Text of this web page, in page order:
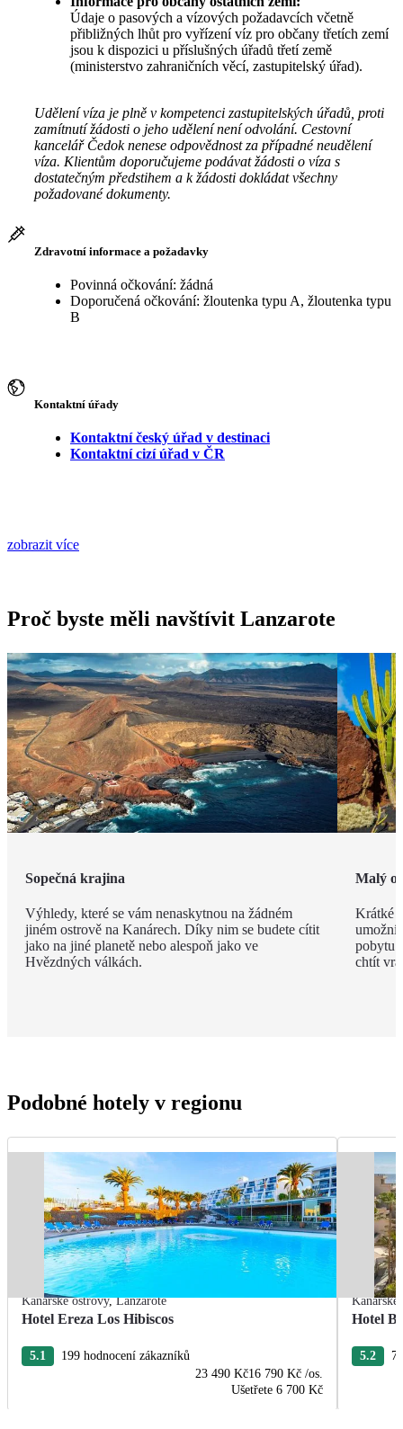
Údaje o pasových a vízových požadavcích včetně
přibližných lhůt pro vyřízení víz pro občany třetích zemí
jsou k dispozici u příslušných úřadů třetí země
(ministerstvo zahraničních věcí, zastupitelský úřad).
Udělení víza je plně v kompetenci zastupitelských úřadů, proti
zamítnutí žádosti o jeho udělení není odvolání. Cestovní
kancelář Čedok nenese odpovědnost za případné neudělení
víza. Klientům doporučujeme podávat žádosti o víza s
dostatečným předstihem a k žádosti dokládat všechny
požadované dokumenty.
Zdravotní informace a požadavky
Povinná očkování: žádná
Doporučená očkování: žloutenka typu A, žloutenka typu
B
Kontaktní úřady
Kontaktní český úřad v destinaci
Kontaktní cizí úřad v ČR
zobrazit více
Proč byste měli navštívit Lanzarote
Sopečná krajina
Výhledy, které se vám nenaskytnou na žádném
jiném ostrově na Kanárech. Díky nim se budete cítit
jako na jiné planetě nebo alespoň jako ve
Hvězdných válkách.
Malý
Krátké
umožní
pobytu.
chtít
Podobné hotely v regionu
Kanárské ostrovy,Lanzarote
Hotel Ereza Los Hibiscos
5.1
199 hodnocení zákazníků
23 490 Kč16 790 Kč /os.
Ušetřete 6 700 Kč
Kanárské
Hotel
5.2